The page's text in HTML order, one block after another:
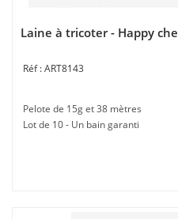
Laine à tricoter - Happy
ART8143
Pelote de 15g et 38 mètres
Lot de 10 - Un bain garanti